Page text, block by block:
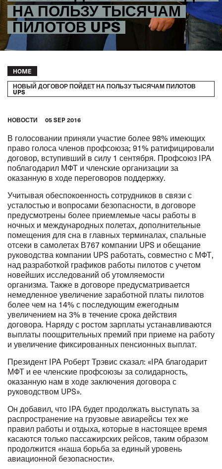
НА ПОЛЬЗУ ТЫСЯЧАМ
ПИЛОТОВ UPS
Breadcrumb
HOME
НОВЫЙ ДОГОВОР ПОЙДЕТ НА ПОЛЬЗУ ТЫСЯЧАМ ПИЛОТОВ
UPS
HОВОСТИ 05 SEP 2016
В голосовании приняли участие более 98% имеющих
право голоса членов профсоюза; 91% ратифицировали
договор, вступивший в силу 1 сентября. Профсоюз IPA
поблагодарил МФТ и членские организации за
оказанную в ходе переговоров поддержку.
Учитывая обеспокоенность сотрудников в связи с
усталостью и вопросами безопасности, в договоре
предусмотрены более приемлемые часы работы в
ночных и международных полетах, дополнительные
помещения для сна в главных терминалах, спальные
отсеки в самолетах В767 компании UPS и обещание
руководства компании UPS работать, совместно с МФТ,
над разработкой графиков работы пилотов с учетом
новейших исследований об утомляемости
организма. Также в договоре предусматривается
немедленное увеличение заработной платы пилотов
более чем на 14% с последующим ежегодным
увеличением на 3% в течение срока действия
договора. Наряду с ростом зарплаты устанавливаются
выплаты поощрительных премий при приеме на работу
и увеличение фиксированных пенсионных выплат.
Президент IPA Роберт Трэвис сказал: «IPA благодарит
МФТ и ее членские профсоюзы за солидарность,
оказанную нам в ходе заключения договора с
руководством UPS».
Он добавил, что IPA будет продолжать выступать за
распространение на грузовые авиарейсы тех же
правил работы и отдыха, которые в настоящее время
касаются только пассажирских рейсов, таким образом
продолжится «наша борьба за единый уровень
авиационной безопасности».